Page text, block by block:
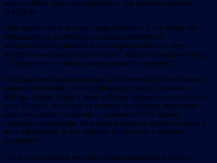
всего, гибели троих заложников от рук военнослужащих
ЦАХАЛа.
“Мы ведем войну за наше существование, и эту войну мы
обязаны вести до победного конца, несмотря на
международное давление и несмотря на тяжелую цену,
которую нам приходится платить, – заявил премьер-министр.
– Цена войны – гибель наших сыновей и дочерей”.
“Государство Израиль скорбит о трагической гибели троих
наших заложников: Алона Шимриза, Самера Талалки и
Йотама Хаима. Алон, Самер и Йотам пережили ад в течение
этих 70 дней, они были на волоске от свободы, буквально
коснулись своего спасения – и именно в этот момент
случилась катастрофа. Мое сердце разбито, разбито сердце у
всех израильтян. В эти тяжелые минуты мы с семьями
погибших”.
“Но в этот тяжелый час мне важно поддержать и наших